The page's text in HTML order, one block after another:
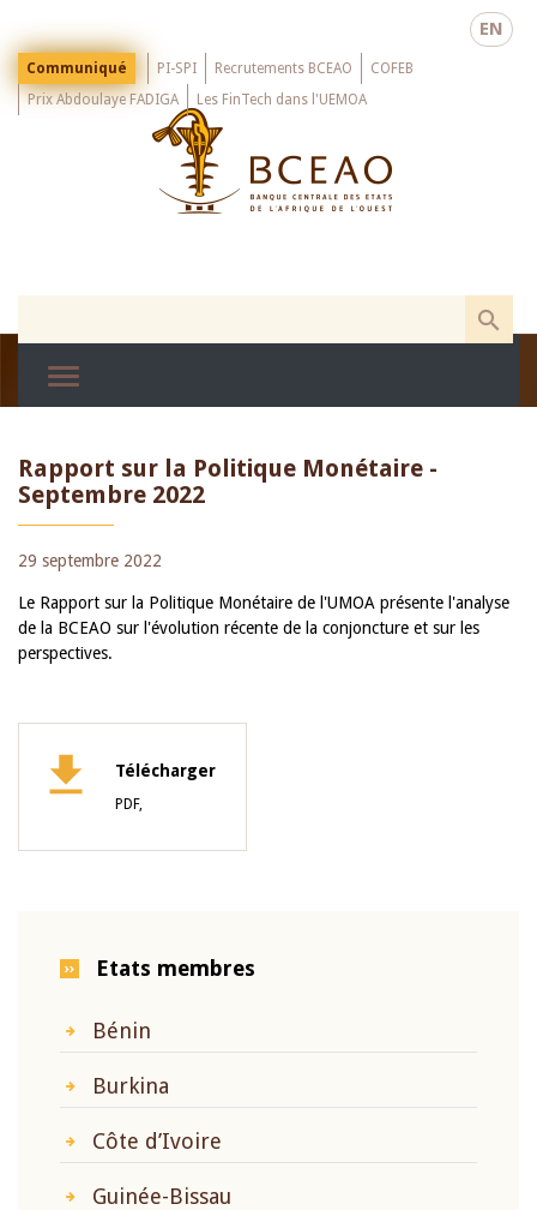
main
EN
Menu
Top
Communiqué PI-SPI Recrutements BCEAO
COFEB
Prix Abdoulaye FADIGA
Les FinTech dans l'UEMOA
Rapport sur la Politique Monétaire -
Septembre 2022
29 septembre 2022
Le Rapport sur la Politique Monétaire de l'UMOA présente l'analyse
de la BCEAO sur l'évolution récente de la conjoncture et sur les
perspectives.
Télécharger
PDF,
Etats membres
Bénin
Burkina
Côte d’Ivoire
Guinée-Bissau